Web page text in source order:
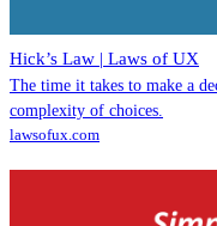
Hick’s Law | Laws of UX
The time it takes to make a
complexity of choices.
lawsofux.com